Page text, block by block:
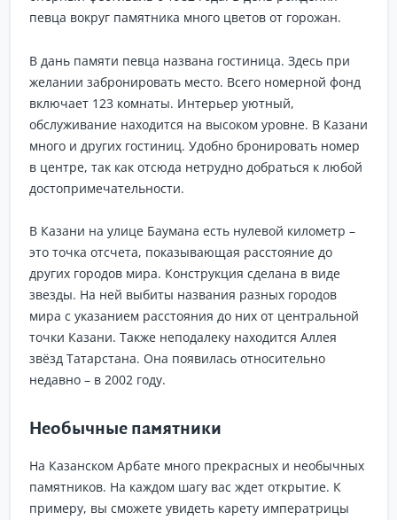
певца вокруг памятника много цветов от горожан.
В дань памяти певца названа гостиница. Здесь при
желании забронировать место. Всего номерной фонд
включает 123 комнаты. Интерьер уютный,
обслуживание находится на высоком уровне. В Казани
много и других гостиниц. Удобно бронировать номер
в центре, так как отсюда нетрудно добраться к любой
достопримечательности.
В Казани на улице Баумана есть нулевой километр –
это точка отсчета, показывающая расстояние до
других городов мира. Конструкция сделана в виде
звезды. На ней выбиты названия разных городов
мира с указанием расстояния до них от центральной
точки Казани. Также неподалеку находится Аллея
звёзд Татарстана. Она появилась относительно
недавно – в 2002 году.
Необычные памятники
На Казанском Арбате много прекрасных и необычных
памятников. На каждом шагу вас ждет открытие. К
примеру, вы сможете увидеть карету императрицы